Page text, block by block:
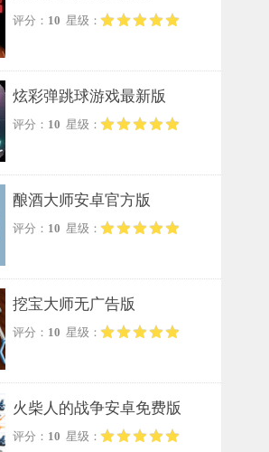
评分： 10 星级：
炫彩弹跳球游戏最新版
评分： 10 星级：
酿酒大师安卓官方版
评分： 10 星级：
挖宝大师无广告版
评分： 10 星级：
火柴人的战争安卓免费版
评分： 10 星级：